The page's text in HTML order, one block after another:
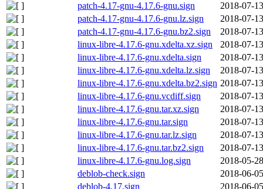
patch-4.17-gnu-4.17.6-gnu.sign
2018-07-
patch-4.17-gnu-4.17.6-gnu.lz.sign
2018-07-
patch-4.17-gnu-4.17.6-gnu.bz2.sign
2018-07-
linux-libre-4.17.6-gnu.xdelta.xz.sign
2018-07-
linux-libre-4.17.6-gnu.xdelta.sign
2018-07-
linux-libre-4.17.6-gnu.xdelta.lz.sign
2018-07-
linux-libre-4.17.6-gnu.xdelta.bz2.sign 2018-07-
linux-libre-4.17.6-gnu.vcdiff.sign
2018-07-
linux-libre-4.17.6-gnu.tar.xz.sign
2018-07-
linux-libre-4.17.6-gnu.tar.sign
2018-07-
linux-libre-4.17.6-gnu.tar.lz.sign
2018-07-
linux-libre-4.17.6-gnu.tar.bz2.sign
2018-07-
linux-libre-4.17.6-gnu.log.sign
2018-05-
deblob-check.sign
2018-06-
deblob-4.17.sign
2018-06-